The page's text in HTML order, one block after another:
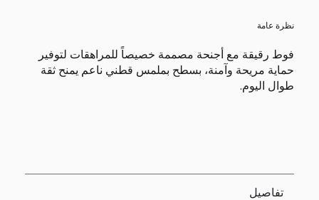
نظرة عامة
فوط رقيقة مع أجنحة مصممة خصيصاً للمراهقات لتوفير
حماية مريحة وآمنة، بسطح بملمس قطني ناعم يمنح ثقة
طوال اليوم.
تفاصيل